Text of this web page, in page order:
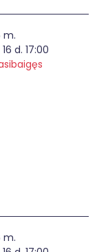
m.
d. 17:00
m.